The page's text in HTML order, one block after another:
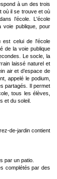
à un des trois
où il se trouve et où
l’école. L'école
voie publique, pour
est celui de l'école
de la voie publique
Le socle, la
laissé naturel et
air et d’espace de
appelé le podium,
partagés. Il permet
tous les élèves,
et du soleil.
de-jardin contient
par un patio.
complétés par des